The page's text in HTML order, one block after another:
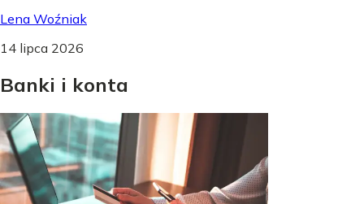
Lena Woźniak
14 lipca 2026
Banki i konta